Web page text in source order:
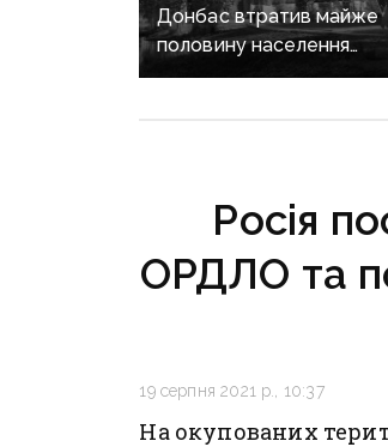
Донбас втратив майже
половину населення
за роки окупації,
Росія
ОРДЛО та
19 серпня 2021 р., 10:37
На окупованих